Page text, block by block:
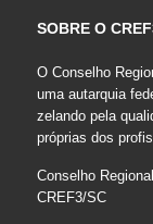
SOBRE O
O Conselho
uma autarquia
zelando pela
próprias dos
Conselho
CREF3/SC